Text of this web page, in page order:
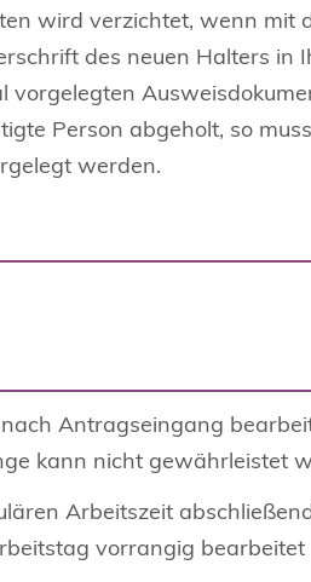
wird verzichtet, wenn mit
des neuen Halters in
Person abgeholt, so
werden.
Antragseingang
kann nicht gewährleistet
Arbeitszeit
vorrangig bearbeitet